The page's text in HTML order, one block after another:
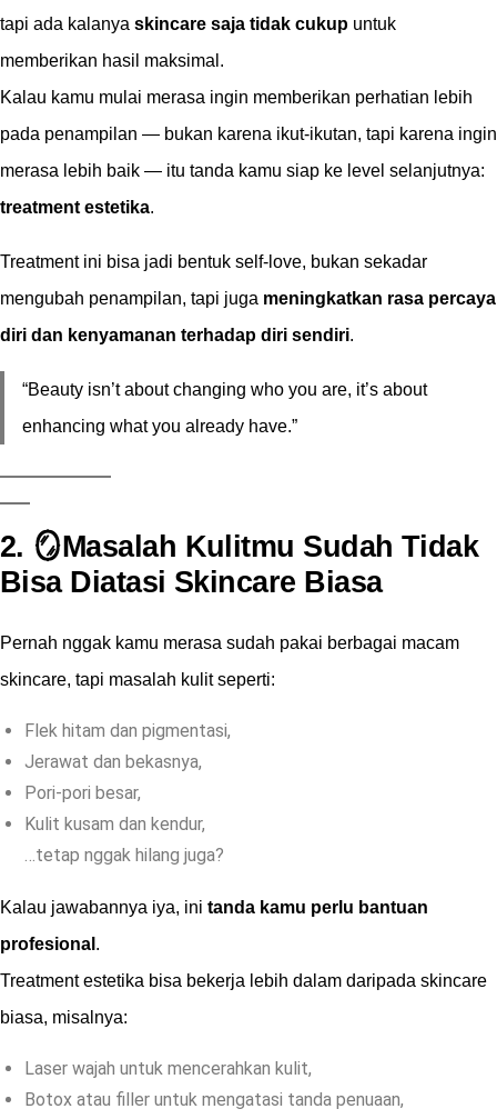
tapi ada kalanya skincare saja tidak cukup untuk
memberikan hasil maksimal.
Kalau kamu mulai merasa ingin memberikan perhatian lebih
pada penampilan — bukan karena ikut-ikutan, tapi karena ingin
merasa lebih baik — itu tanda kamu siap ke level selanjutnya:
treatment estetika.
Treatment ini bisa jadi bentuk self-love, bukan sekadar
mengubah penampilan, tapi juga meningkatkan rasa percaya
diri dan kenyamanan terhadap diri sendiri.
“Beauty isn’t about changing who you are, it’s about
enhancing what you already have.”
2. 🪞Masalah Kulitmu Sudah Tidak
Bisa Diatasi Skincare Biasa
Pernah nggak kamu merasa sudah pakai berbagai macam
skincare, tapi masalah kulit seperti:
Flek hitam dan pigmentasi,
Jerawat dan bekasnya,
Pori-pori besar,
Kulit kusam dan kendur,
…tetap nggak hilang juga?
Kalau jawabannya iya, ini tanda kamu perlu bantuan
profesional .
Treatment estetika bisa bekerja lebih dalam daripada skincare
biasa, misalnya:
Laser wajah untuk mencerahkan kulit,
Botox atau filler untuk mengatasi tanda penuaan,